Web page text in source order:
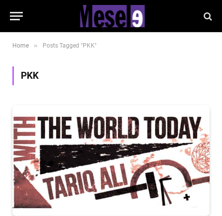
Home » Posts Tagged "PKK"
PKK